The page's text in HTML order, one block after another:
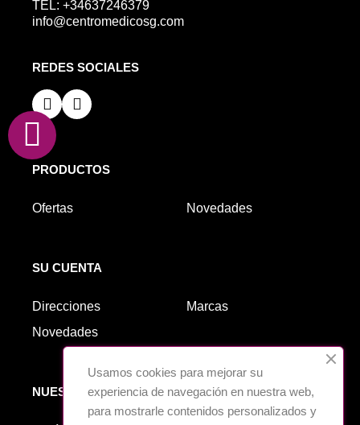
TEL: +34637246379
info@centromedicosg.com
REDES SOCIALES
PRODUCTOS
Ofertas Novedades
SU CUENTA
Direcciones
Novedades
Marcas
NUESTRA EMPRESA
Usamos cookies para mejorar su
experiencia de navegación en nuestra web,
para mostrarle contenidos personalizados y